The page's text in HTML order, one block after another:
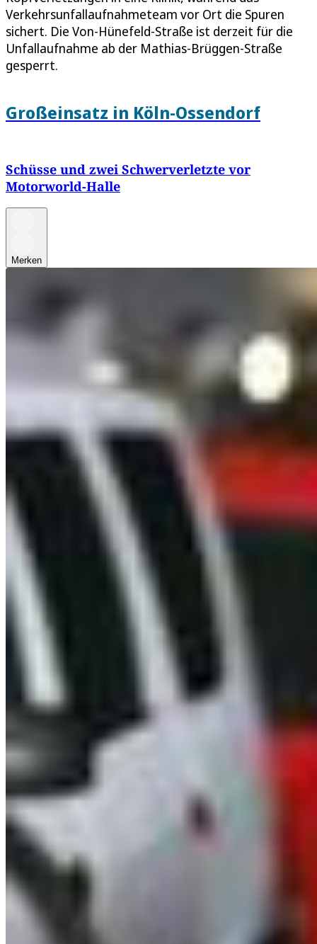
Verkehrsunfallaufnahmeteam vor Ort die Spuren
sichert. Die Von-Hünefeld-Straße ist derzeit für die
Unfallaufnahme ab der Mathias-Brüggen-Straße
gesperrt.
Großeinsatz in Köln-Ossendorf
Schüsse und zwei Schwerverletzte vor
Motorworld-Halle
Merken